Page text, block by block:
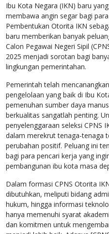
Ibu Kota Negara (IKN) baru
membawa angin segar bagi
Pembentukan Otorita IKN
baru memberikan banyak
Calon Pegawai Negeri Sipil
2025 menjadi sorotan bagi
lingkungan pemerintahan.
Pemerintah telah
pengelolaan yang baik di Ibu
pemenuhan sumber daya
berkualitas sangatlah penting.
penyelenggaraan seleksi CPNS
dalam merekrut tenaga-tenaga
perubahan positif. Peluang ini
bagi para pencari kerja yang
pembangunan ibu kota masa
Dalam formasi CPNS Otorita
dibutuhkan, meliputi bidang
hukum, hingga informasi
hanya memenuhi syarat
dan komitmen untuk